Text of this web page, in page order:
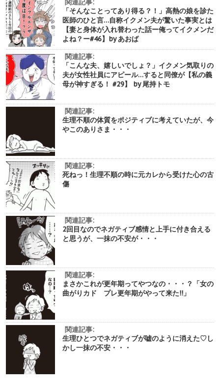
関連記事:
「そんなことってあり得る？！」高熱の娘を診た
医師のひと言…自称イクメン夫が驚いた事実とは
【妻と身体が入れ替わった話ー俺ってイクメンだ
よね？ー#46】by あおば
関連記事:
「こんな夫、嬉しいでしょ？」イクメン気取りの
夫が女性社員にアピール…すると同僚が【私の義
母が神すぎる！ #29】 by 尾持トモ
関連記事:
生理不順の体質をポジティブに考えていたが、今
やこのありさま・・・
関連記事:
死ねっ！生理不順の時に元カレから受けた心の古
傷
関連記事:
2回目なのでネガティブ感情と上手に付き合える
と思うが、一抹の不安が・・・
関連記事:
まさかこれが更年期ってやつなの・・・？「女の
曲がりカド プレ更年期がやって来た!!」
関連記事:
生理ひとつでネガティブが嘘のように消えた♡し
かし一抹の不安・・・